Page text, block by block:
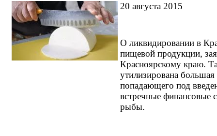
20 августа 2015
О ликвидировании в
пищевой продукции,
Красноярскому краю.
утилизирована
попадающего под
встречные финансовые
рыбы.